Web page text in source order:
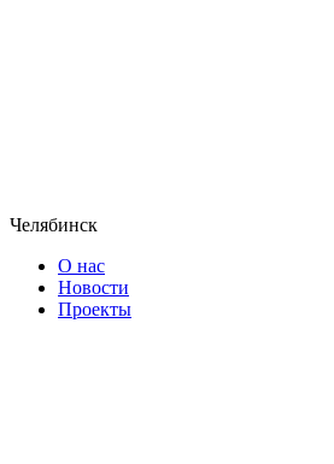
Челябинск
О нас
Новости
Проекты